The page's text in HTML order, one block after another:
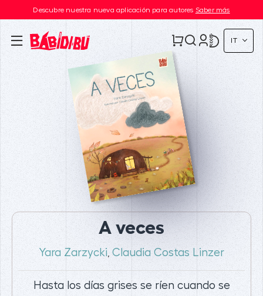
Descubre nuestra nueva aplicación para autores Saber más
IT
A veces
Yara Zarzycki Claudia Costas Linzer
Hasta los días grises se ríen cuando se